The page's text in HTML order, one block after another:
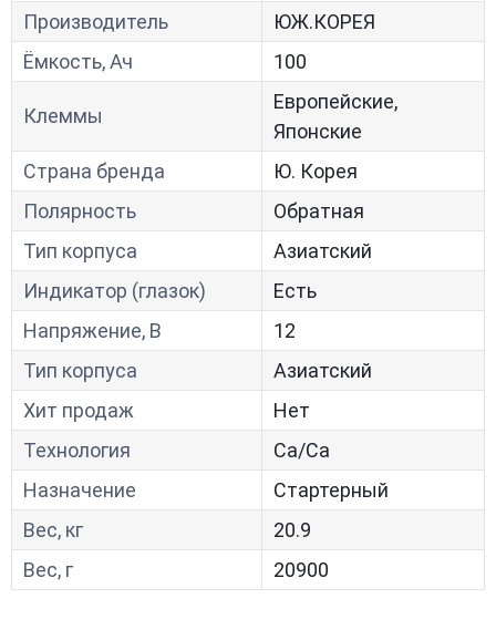
Производитель
ЮЖ.КОРЕЯ
Ёмкость, Ач
100
Клеммы
Европейские,
Японские
Страна бренда
Ю. Корея
Полярность
Обратная
Тип корпуса
Азиатский
Индикатор (глазок)
Есть
Напряжение, В
12
Тип корпуса
Азиатский
Хит продаж
Нет
Технология
Са/Са
Назначение
Стартерный
Вес, кг
20.9
Вес, г
20900